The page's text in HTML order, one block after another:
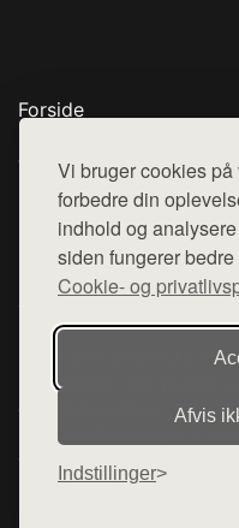
Vi bruger cookies
forbedre din
indhold og
siden fungerer
Cookie- og
Afvis
Indstillinger
Forside
Top Rabatter
Blog
Kontakt
Denne side er en del af
hjemmesider med
diverse webshops. Der
varerne på lager.